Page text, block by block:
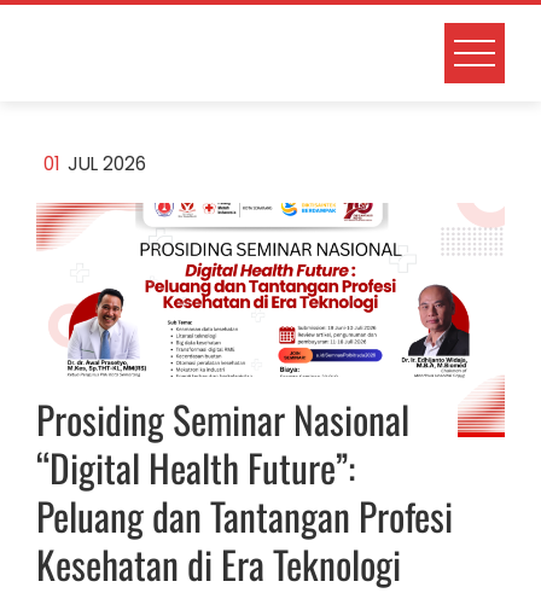
Skip
01 JUL 2026
Prosiding Seminar Nasional
“Digital Health Future”:
Peluang dan Tantangan Profesi
Kesehatan di Era Teknologi